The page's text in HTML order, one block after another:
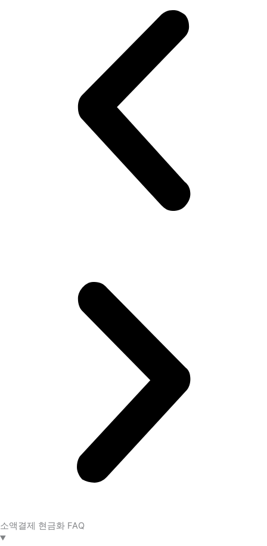
소액결제 현금화 FAQ​